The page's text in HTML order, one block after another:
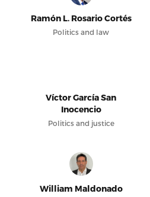
Ramón L. Rosario Cortés
Politics and law
Víctor García San
Inocencio
Politics and justice
William Maldonado